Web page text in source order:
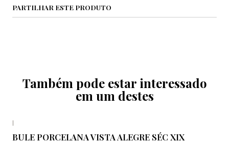
PARTILHAR ESTE PRODUTO
Também pode estar interessado
em um destes
|
BULE PORCELANA VISTA ALEGRE SÉC XIX